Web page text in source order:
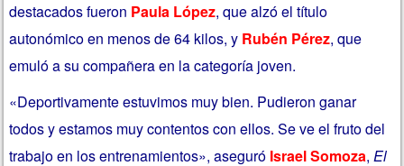
destacados fueron Paula López, que alzó el título
autonómico en menos de 64 kilos, y Rubén Pérez, que
emuló a su compañera en la categoría joven.
«Deportivamente estuvimos muy bien. Pudieron ganar
todos y estamos muy contentos con ellos. Se ve el fruto del
trabajo en los entrenamientos», aseguró Israel Somoza,El